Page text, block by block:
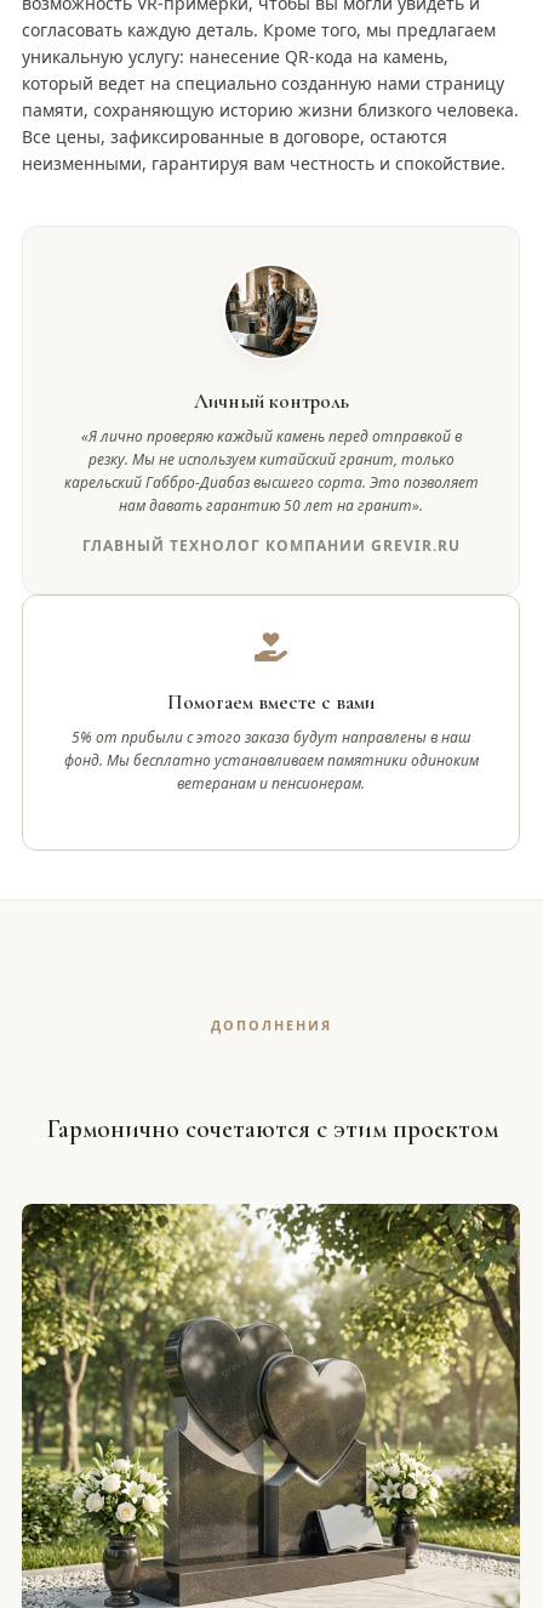
согласовать каждую деталь. Кроме того, мы предлагаем
уникальную услугу: нанесение QR-кода на камень,
который ведет на специально созданную нами страницу
памяти, сохраняющую историю жизни близкого человека.
Все цены, зафиксированные в договоре, остаются
неизменными, гарантируя вам честность и спокойствие.
Личный контроль
«Я лично проверяю каждый камень перед отправкой в
резку. Мы не используем китайский гранит, только
карельский Габбро-Диабаз высшего сорта. Это позволяет
нам давать гарантию 50 лет на гранит».
ГЛАВНЫЙ ТЕХНОЛОГ КОМПАНИИ GREVIR.RU
Помогаем вместе с вами
5% от прибыли с этого заказа будут направлены в наш
фонд. Мы бесплатно устанавливаем памятники одиноким
ветеранам и пенсионерам.
ДОПОЛНЕНИЯ
Гармонично сочетаются с этим проектом